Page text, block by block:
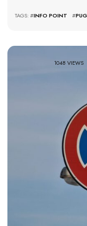
TAGS: #INFO POINT #
1048 VIEWS